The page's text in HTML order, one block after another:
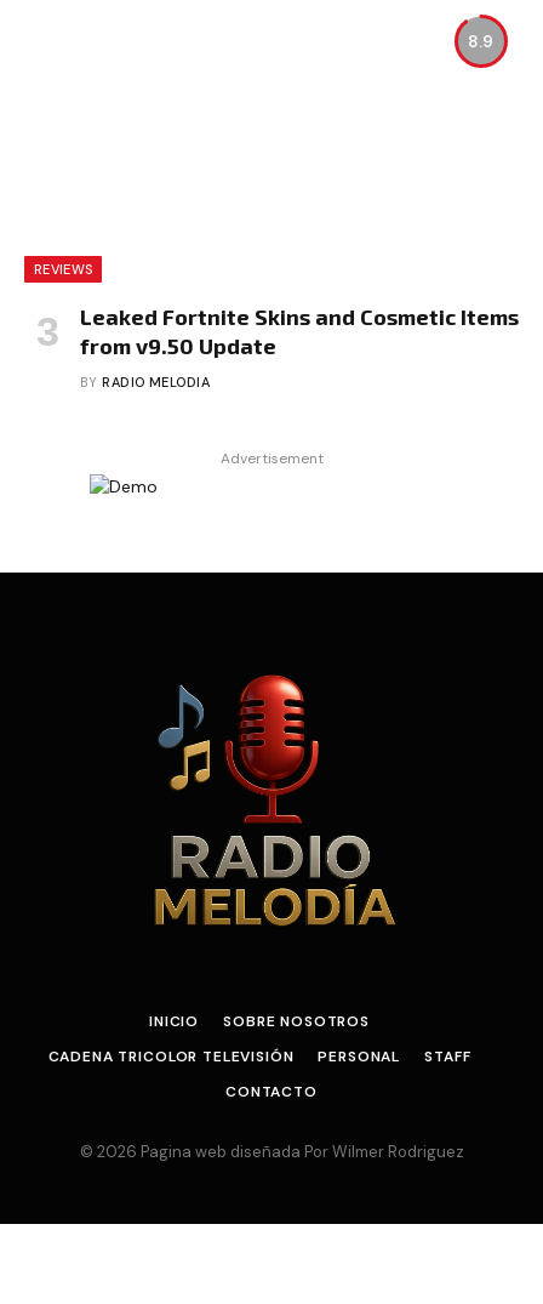
8.9
REVIEWS
Leaked Fortnite Skins and Cosmetic Items
from v9.50 Update
BY RADIO MELODIA
Advertisement
INICIO
SOBRE NOSOTROS
CADENA TRICOLOR TELEVISIÓN
PERSONAL
STAFF
CONTACTO
© 2026 Pagina web diseñada Por Wilmer Rodriguez